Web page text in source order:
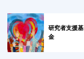
研究者支援基
金